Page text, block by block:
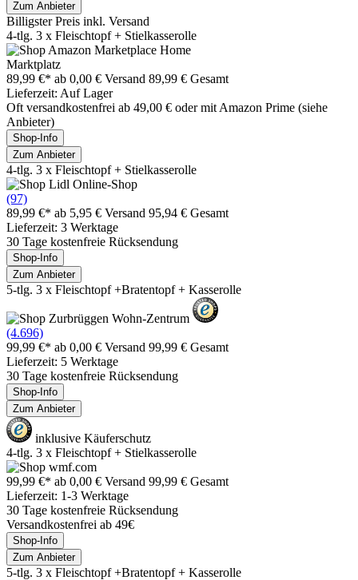
Zum Anbieter
Billigster Preis inkl. Versand
4-tlg. 3 x Fleischtopf + Stielkasserolle
Marktplatz
89,99 €* ab 0,00 € Versand 89,99 € Gesamt
Lieferzeit: Auf Lager
Oft versandkostenfrei ab 49,00 € oder mit Amazon Prime (siehe
Anbieter)
Shop-Info
Zum Anbieter
4-tlg. 3 x Fleischtopf + Stielkasserolle
(97)
89,99 €* ab 5,95 € Versand 95,94 € Gesamt
Lieferzeit: 3 Werktage
30 Tage kostenfreie Rücksendung
Shop-Info
Zum Anbieter
5-tlg. 3 x Fleischtopf +Bratentopf + Kasserolle
(4.696)
99,99 €* ab 0,00 € Versand 99,99 € Gesamt
Lieferzeit: 5 Werktage
30 Tage kostenfreie Rücksendung
Shop-Info
Zum Anbieter
inklusive Käuferschutz
4-tlg. 3 x Fleischtopf + Stielkasserolle
99,99 €* ab 0,00 € Versand 99,99 € Gesamt
Lieferzeit: 1-3 Werktage
30 Tage kostenfreie Rücksendung
Versandkostenfrei ab 49€
Shop-Info
Zum Anbieter
5-tlg. 3 x Fleischtopf +Bratentopf + Kasserolle